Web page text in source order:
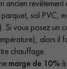
ancien revêtement
sol PVC,
vous posez un
alors il
chauffage.
marge de 10%